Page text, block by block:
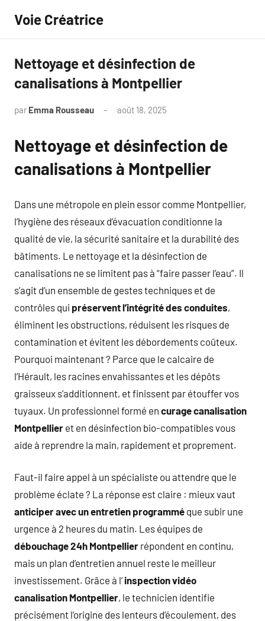
contenu
Voie Créatrice
Nettoyage et désinfection de
canalisations à Montpellier
par Emma Rousseau août 18, 2025
Nettoyage et désinfection de
canalisations à Montpellier
Dans une métropole en plein essor comme Montpellier,
l’hygiène des réseaux d’évacuation conditionne la
qualité de vie, la sécurité sanitaire et la durabilité des
bâtiments. Le nettoyage et la désinfection de
canalisations ne se limitent pas à “faire passer l’eau”. Il
s’agit d’un ensemble de gestes techniques et de
contrôles qui préservent l’intégrité des conduites,
éliminent les obstructions, réduisent les risques de
contamination et évitent les débordements coûteux.
Pourquoi maintenant ? Parce que le calcaire de
l’Hérault, les racines envahissantes et les dépôts
graisseux s’additionnent, et finissent par étouffer vos
tuyaux. Un professionnel formé en curage canalisation
Montpellier et en désinfection bio-compatibles vous
aide à reprendre la main, rapidement et proprement.
Faut-il faire appel à un spécialiste ou attendre que le
problème éclate ? La réponse est claire : mieux vaut
anticiper avec un entretien programmé que subir une
urgence à 2 heures du matin. Les équipes de
débouchage 24h Montpellier répondent en continu,
mais un plan d’entretien annuel reste le meilleur
investissement. Grâce à l’inspection vidéo
canalisation Montpellier, le technicien identifie
précisément l’origine des lenteurs d’écoulement, des